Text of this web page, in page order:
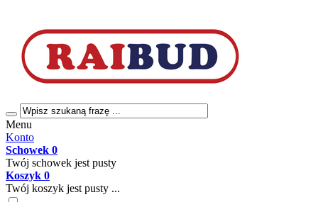
Menu
Konto
Schowek 0
Twój schowek jest pusty
Koszyk 0
Twój koszyk jest pusty ...